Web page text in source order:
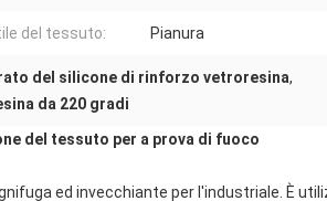
del tessuto: Pianura
del silicone di rinforzo vetroresina,
da 220 gradi
del tessuto per a prova di fuoco
ed invecchiante per l'industriale. È